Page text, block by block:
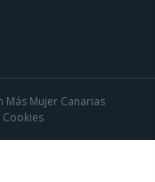
Mujer Canarias
Cookies